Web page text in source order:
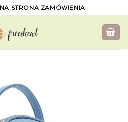
STRONA ZAMÓWIENIA